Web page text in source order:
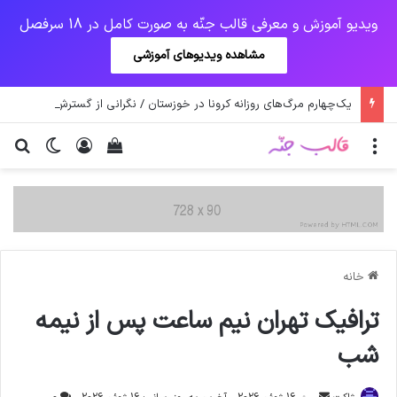
ویدیو آموزش و معرفی قالب جنّه به صورت کامل در 18 سرفصل
مشاهده ویدیوهای آموزشی
تغییر ورود
دیدن سبد خرید منو
خانه
ترافیک تهران نیم ساعت پس از نیمه
شب